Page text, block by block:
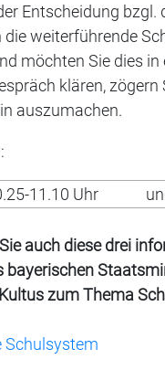
Entscheidung bzgl.
die weiterführende
möchten Sie dies in
klären, zögern
auszumachen.
11.10 Uhr
auch diese drei
bayerischen
zum Thema
Schulsystem